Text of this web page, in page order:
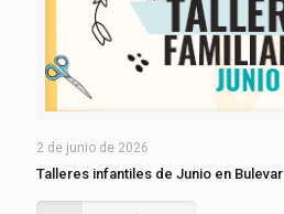
2 de junio de 2026
Talleres infantiles de Junio en Bulevar